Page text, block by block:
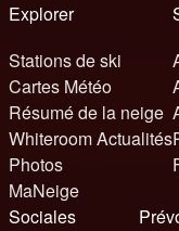
Explorer
Stations de ski
Cartes Météo
Résumé de la neige
Whiteroom Actualités
Photos
MaNeige
Sociales